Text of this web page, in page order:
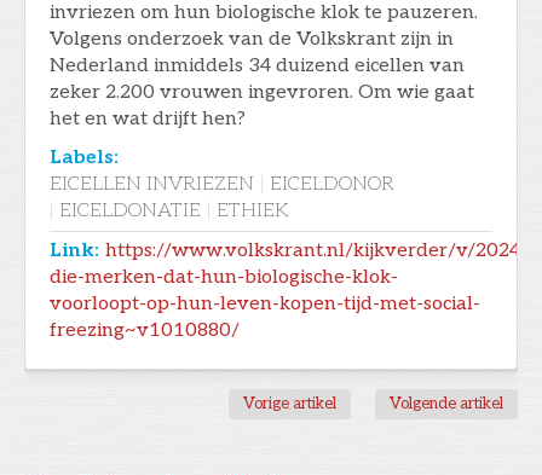
invriezen om hun biologische klok te pauzeren.
Volgens onderzoek van de Volkskrant zijn in
Nederland inmiddels 34 duizend eicellen van
zeker 2.200 vrouwen ingevroren. Om wie gaat
het en wat drijft hen?
Labels:
EICELLEN INVRIEZEN
EICELDONOR
EICELDONATIE
ETHIEK
Link: https://www.volkskrant.nl/kijkverder/v/2024/
die-merken-dat-hun-biologische-klok-
voorloopt-op-hun-leven-kopen-tijd-met-social-
freezing~v1010880/
Vorige artikel Volgende artikel